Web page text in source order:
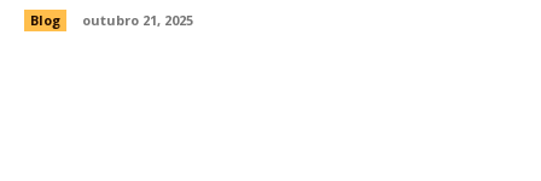
Blog outubro 21, 2025